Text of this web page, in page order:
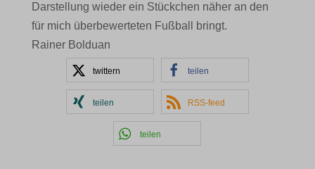
Darstellung wieder ein Stückchen näher an den
für mich überbewerteten Fußball bringt.
Rainer Bolduan
twittern teilen
teilen RSS-feed
teilen